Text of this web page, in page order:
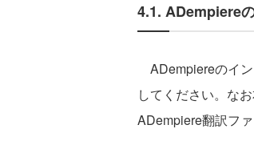
4.1. ADempiere
ADempiereのイ
してください。な
ADempiere翻訳フ